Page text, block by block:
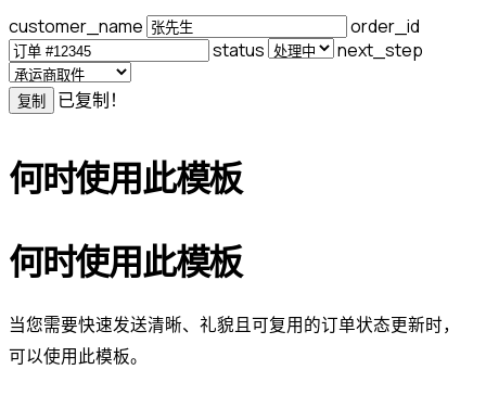
customer_name
order_id
status
next_step
复制 已复制！
何时使用此模板
何时使用此模板
当您需要快速发送清晰、礼貌且可复用的订单状态更新时，
可以使用此模板。